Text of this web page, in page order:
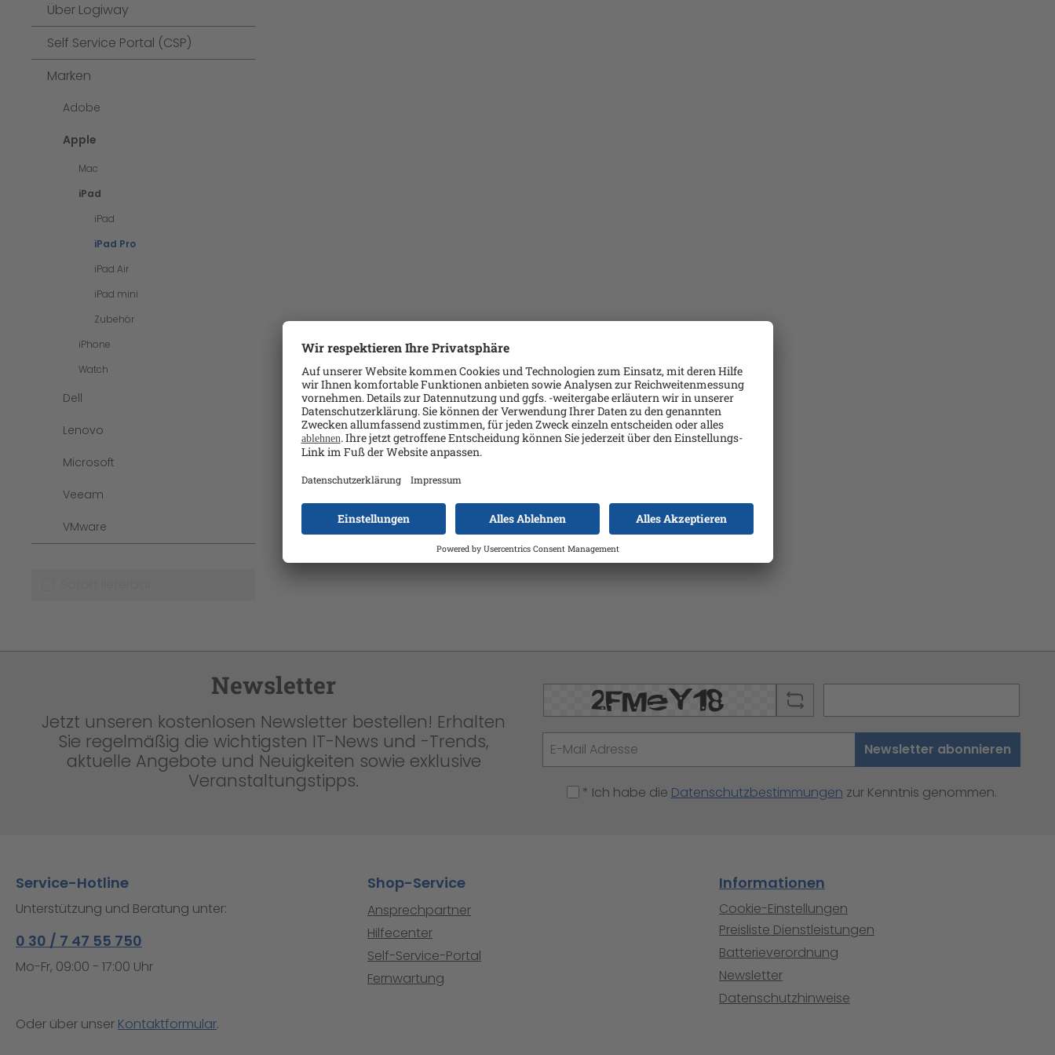
Über Logiway
Self Service Portal (CSP)
Marken
Adobe
Apple
Mac
iPad
iPad
iPad Pro
iPad Air
iPad mini
Zubehör
iPhone
Watch
Dell
Lenovo
Microsoft
Veeam
VMware
Newsletter
Jetzt unseren kostenlosen Newsletter bestellen! Erhalten
Sie regelmäßig die wichtigsten IT-News und -Trends,
aktuelle Angebote und Neuigkeiten sowie exklusive
Veranstaltungstipps.
Newsletter abonnieren
* Ich habe die Datenschutzbestimmungen zur Kenntnis genommen.
Service-Hotline
Unterstützung und Beratung unter:
0 30 / 7 47 55 750
Mo-Fr, 09:00 - 17:00 Uhr
Oder über unser Kontaktformular.
Shop-Service
Ansprechpartner
Hilfecenter
Self-Service-Portal
Fernwartung
Informationen
Cookie-Einstellungen
Preisliste Dienstleistungen
Batterieverordnung
Newsletter
Datenschutzhinweise